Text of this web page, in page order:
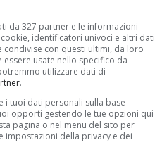
più
da 327 partner e le informazioni
identificatori univoci e altri dati
con questi ultimi, da loro
usate nello specifico da
utilizzare dati di
.
tuoi dati personali sulla base
opporti gestendo le tue opzioni qui
pagina o nel menu del sito per
impostazioni della privacy e dei